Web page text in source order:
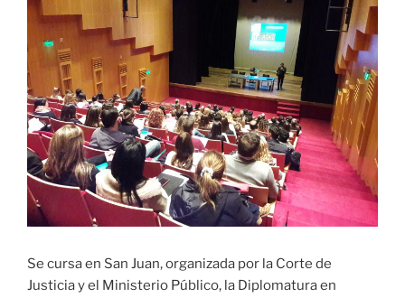
Se cursa en San Juan, organizada por la Corte de
Justicia y el Ministerio Público, la Diplomatura en